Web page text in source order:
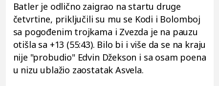
Batler je odlično zaigrao na startu druge
četvrtine, priključili su mu se Kodi i Bolomboj
sa pogođenim trojkama i Zvezda je na pauzu
otišla sa +13 (55:43). Bilo bi i više da se na kraju
nije "probudio" Edvin Džekson i sa osam poena
u nizu ublažio zaostatak Asvela.